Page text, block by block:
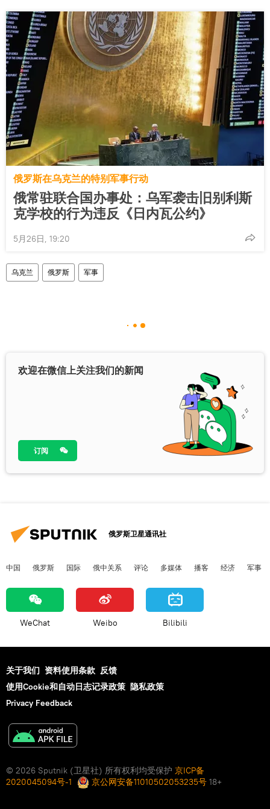
俄罗斯在乌克兰的特别军事行动
俄常驻联合国办事处：乌军袭击旧别利斯
克学校的行为违反《日内瓦公约》
5月26日, 19:20
乌克兰 俄罗斯 军事
欢迎在微信上关注我们的新闻
订阅
俄罗斯卫星通讯社
中国 俄罗斯 国际 俄中关系 评论 多媒体 播客 经济 军事
WeChat Weibo Bilibili
关于我们 资料使用条款 反馈
使用Cookie和自动日志记录政策 隐私政策
Privacy Feedback
© 2026 Sputnik (卫星社) 所有权利均受保护 京ICP备
2020045094号-1
京公网安备11010502053235号 18+